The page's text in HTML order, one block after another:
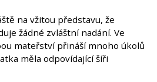
na vžitou představu, že
žádné zvláštní nadání. Ve
mateřství přináší mnoho úkolů
měla odpovídající šíři